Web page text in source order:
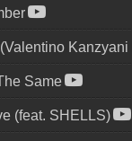
Same
(feat. SHELLS)